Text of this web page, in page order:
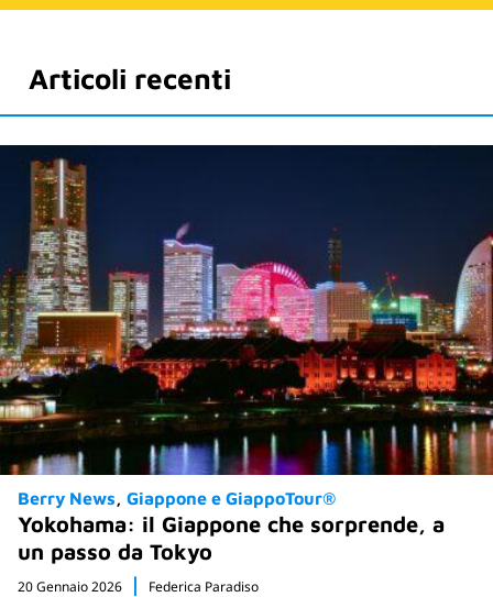
Articoli recenti
Berry News Giappone e GiappoTour®
Yokohama: il Giappone che sorprende, a
un passo da Tokyo
20 Gennaio 2026 Federica Paradiso